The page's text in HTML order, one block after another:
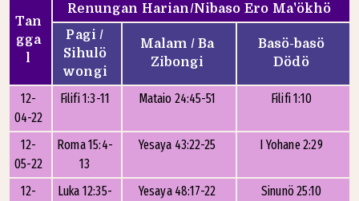
Tan
gga
l
Renungan Harian/Nibaso Ero Ma'ökhö
Pagi /
Sihulö
wongi
Malam / Ba
Zibongi
Basö-basö
Dödö
12-
04-22
Filifi 1:3-11 Mataio 24:45-51 Filifi 1:10
12-
05-22
Roma 15:4-
13
Yesaya 43:22-25 I Yohane 2:29
12-
Luka 12:35-
Yesaya 48:17-22 Sinunö 25:10